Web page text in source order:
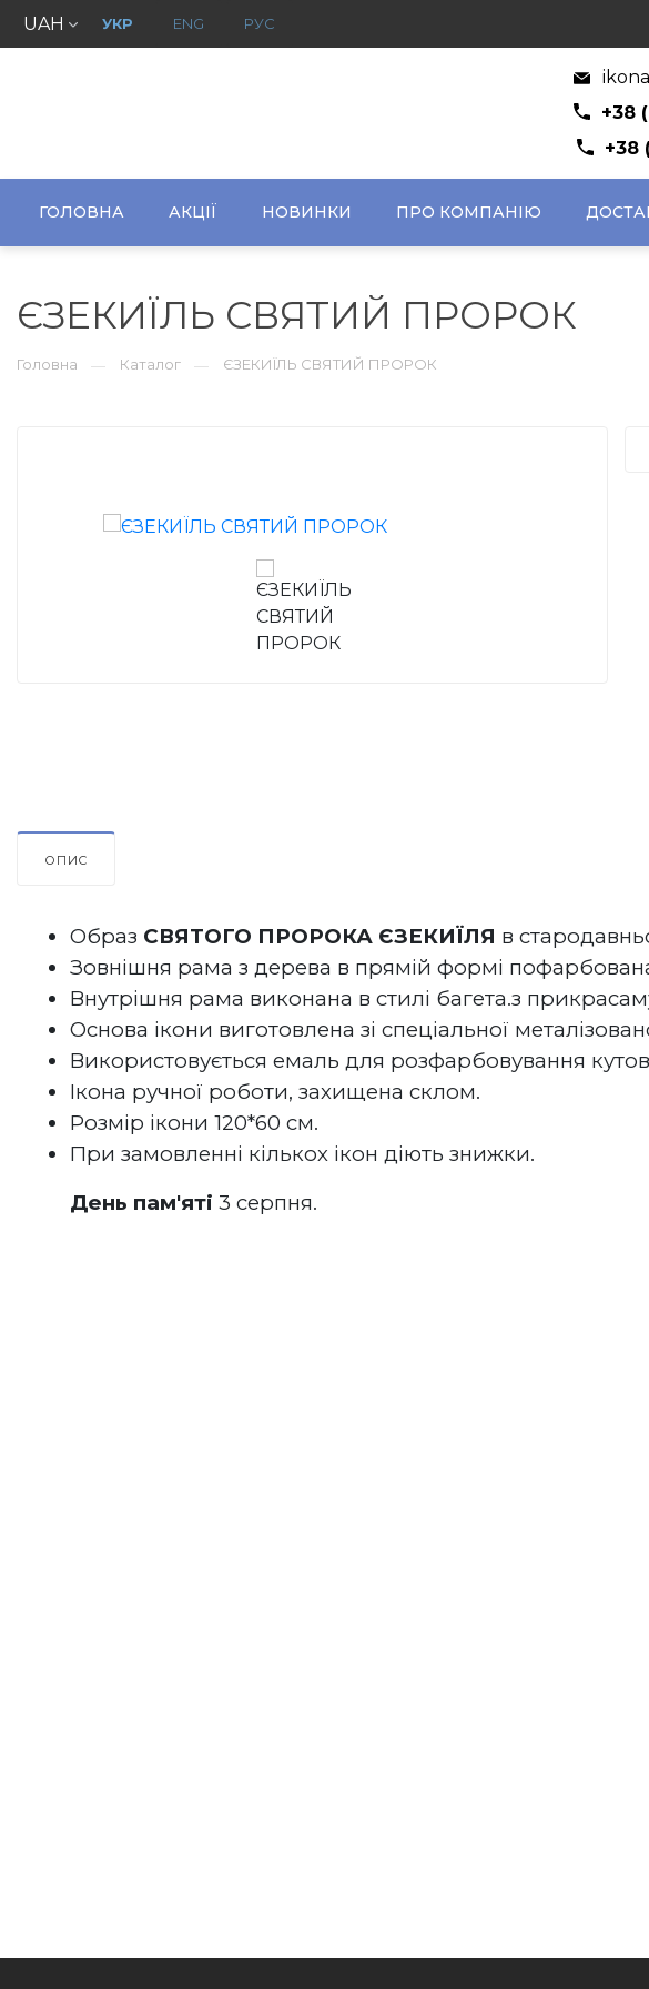
UAH УКР ENG РУС
+38
+38
ГОЛОВНА АКЦІЇ НОВИНКИ ПРО КОМПАНІЮ
ЄЗЕКИЇЛЬ СВЯТИЙ ПРОРОК
Головна — Каталог — ЄЗЕКИЇЛЬ СВЯТИЙ ПРОРОК
ОПИС
Образ СВЯТОГО ПРОРОКА ЄЗЕКИЇЛЯ в
Зовнішня рама з дерева в прямій формі
Внутрішня рама виконана в стилі багета.з
Основа ікони виготовлена зі спеціальної
Використовується емаль для розфарбовування
Ікона ручної роботи, захищена склом.
Розмір ікони 120*60 см.
При замовленні кількох ікон діють знижки.
День пам'яті 3 серпня.